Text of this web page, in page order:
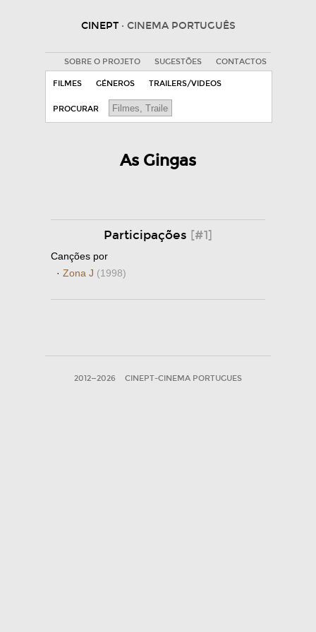
CINEPT · CINEMA PORTUGUÊS
SOBRE O PROJETO SUGESTÕES CONTACTOS
FILMES GÉNEROS TRAILERS/VIDEOS
PROCURAR
As Gingas
Participações [#1]
Canções por
· Zona J (1998)
2012—2026 CINEPT-CINEMA PORTUGUES